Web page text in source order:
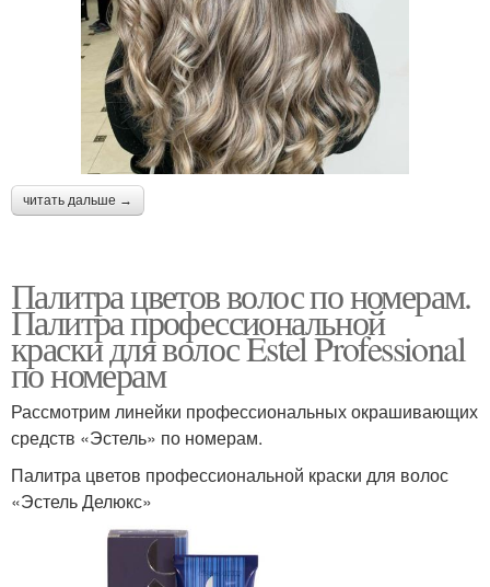
читать дальше →
Палитра цветов волос по номерам.
Палитра профессиональной
краски для волос Estel Professional
по номерам
Рассмотрим линейки профессиональных окрашивающих
средств «Эстель» по номерам.
Палитра цветов профессиональной краски для волос
«Эстель Делюкс»